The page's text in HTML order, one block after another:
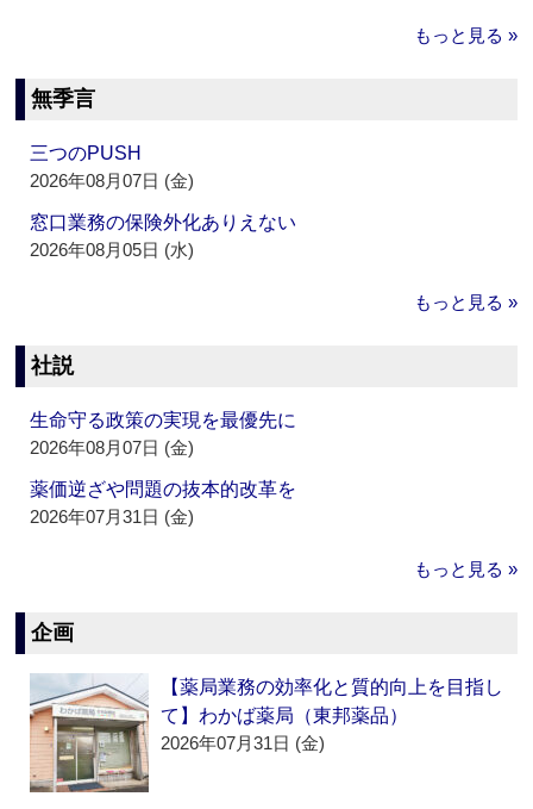
もっと見る »
無季言
三つのPUSH
2026年08月07日 (金)
窓口業務の保険外化ありえない
2026年08月05日 (水)
もっと見る »
社説
生命守る政策の実現を最優先に
2026年08月07日 (金)
薬価逆ざや問題の抜本的改革を
2026年07月31日 (金)
もっと見る »
企画
【薬局業務の効率化と質的向上を目指し
て】わかば薬局（東邦薬品）
2026年07月31日 (金)